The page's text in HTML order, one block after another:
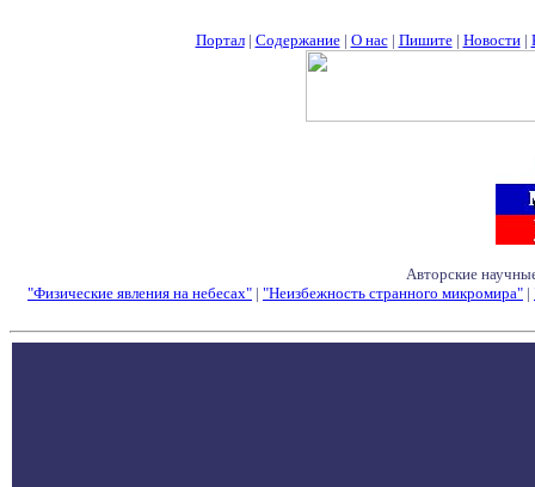
Портал| Содержание| О нас| Пишите| Новости|
Авторские
"Физические явления на небесах" | "Неизбежность странного микромира" |